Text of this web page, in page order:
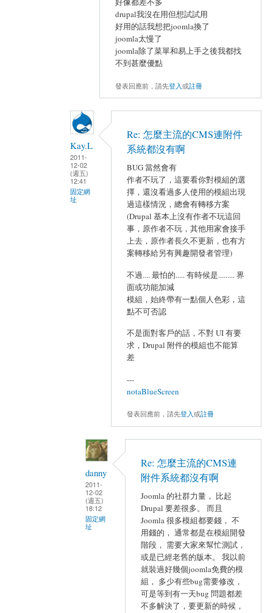
drupal我沒在用但想試試用
好用的話我想把joomla換了
joomla太慢了
joomla除了菜單和易上手之後我都找
不到甚麼優點
發表回應前，請先登入或註冊
Kay.L
2011-
12-02
(週五)
12:41
固定網
址
Re: 怎麼主流的CMS連附件
系統都沒有啊
BUG 當然會有
作者不玩了，這要看你對模組的選
擇，還沒看過多人使用的模組出現
過這樣情況，總會有轉移方案
(Drupal 基本上沒有作者不玩這回
事，原作者不玩，其他用家會接手
上去，原作者長久不更新，也有方
案轉移給另有興趣開發者管理)
不過.... 最怕的..... 有時候是......... 界
面或功能加減
模組，始終帶有一點個人色彩，這
點不可否認
不是面對客戶的話，不對 UI 有要
求，Drupal 附件的模組也不能算
差
---
notaBlueScreen
發表回應前，請先登入或註冊
danny
2011-
12-02
(週五)
18:12
固定網
址
Re: 怎麼主流的CMS連
附件系統都沒有啊
Joomla 的社群力量， 比起
Drupal 要差很多。 而且
Joomla 很多模組都要錢， 不
用錢的， 通常都是在模組開發
階段， 需要大家來幫忙測試，
或是已經老舊的版本。 我以前
就裝過好幾個joomla免費的模
組， 多少有些bug需要修改，
可是等到有一天bug 問題都差
不多解決了，要更新的時候，